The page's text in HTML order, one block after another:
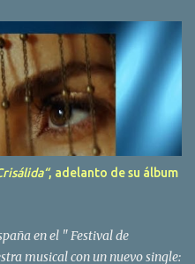
Fernández Goberna,
de la formación musical
a Amaya Saizar. Es
representar a España en
esta noche, obtienen el puesto
graban en Estados Unidos
las puertas del éxito en
en donde pasan largas
hasta el año 1988,
, adelanto de su álbum
en el " Festival de
musical con un nuevo single: